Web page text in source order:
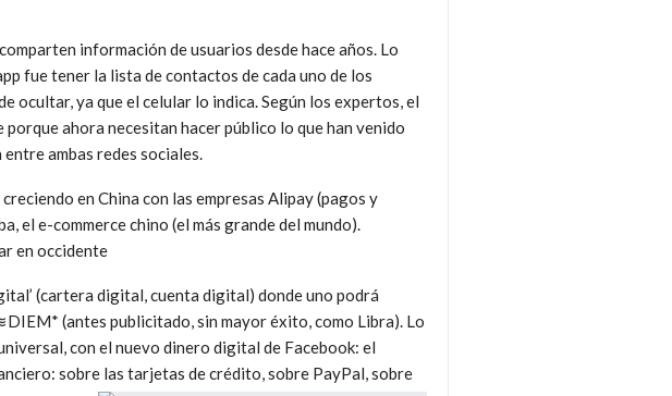
información de usuarios desde hace años. Lo
fue tener la lista de contactos de cada uno de los
ocultar, ya que el celular lo indica. Según los expertos, el
ahora necesitan hacer público lo que han venido
ambas redes sociales.
en China con las empresas Alipay (pagos y
el e-commerce chino (el más grande del mundo).
en occidente
(cartera digital, cuenta digital) donde uno podrá
(antes publicitado, sin mayor éxito, como Libra). Lo
con el nuevo dinero digital de Facebook: el
sobre las tarjetas de crédito, sobre PayPal, sobre